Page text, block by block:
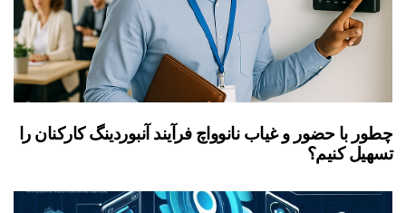
چطور با حضور و غیاب نانوواچ فرآیند آنبوردینگ کارکنان را
تسهیل کنیم؟